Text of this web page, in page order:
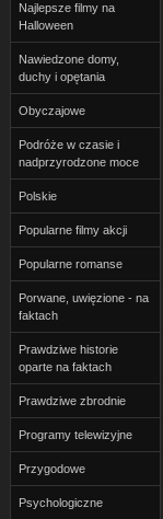
Najlepsze filmy na
Halloween
Nawiedzone domy,
duchy i opętania
Obyczajowe
Podróże w czasie i
nadprzyrodzone moce
Polskie
Popularne filmy akcji
Popularne romanse
Porwane, uwięzione - na
faktach
Prawdziwe historie
oparte na faktach
Prawdziwe zbrodnie
Programy telewizyjne
Przygodowe
Psychologiczne